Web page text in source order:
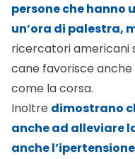
persone che hanno
un’ora di palestra,
ricercatori americani
cane favorisce
come la corsa.
Inoltre dimostrano
anche ad alleviare
anche l’ipertensione